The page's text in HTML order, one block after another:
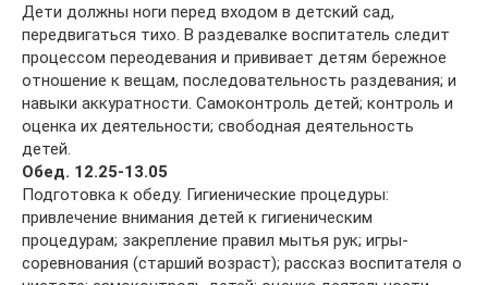
Дети должны ноги перед входом в детский сад,
передвигаться тихо. В раздевалке воспитатель следит
процессом переодевания и прививает детям бережное
отношение к вещам, последовательность раздевания; и
навыки аккуратности. Самоконтроль детей; контроль и
оценка их деятельности; свободная деятельность
детей.
Обед. 12.25-13.05
Подготовка к обеду. Гигиенические процедуры:
привлечение внимания детей к гигиеническим
процедурам; закрепление правил мытья рук; игры-
соревнования (старший возраст); рассказ воспитателя о